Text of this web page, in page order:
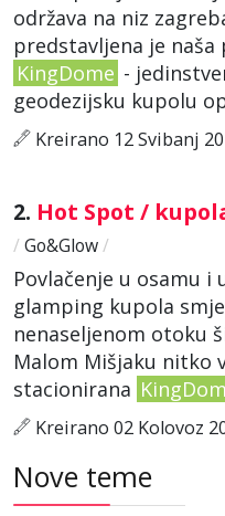
održava na niz
predstavljena je
KingDome -
geodezijsku kupolu
Kreirano 12 Svibanj
2. Hot Spot /
/ Go&Glow/
Povlačenje u osamu i
glamping kupola
nenaseljenom otoku
Malom Mišjaku nitko
stacionirana
Kreirano 02 Kolovoz
Nove teme